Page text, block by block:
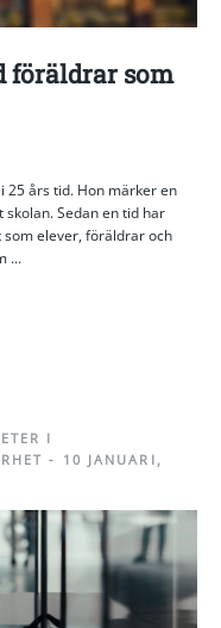
föräldrar som
25 års tid. Hon märker en
Sedan en tid har
elever, föräldrar och
...
I
- 10 JANUARI,